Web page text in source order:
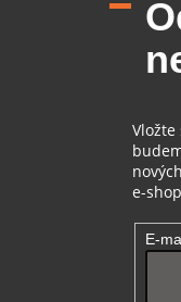
Vložte
e-
E-